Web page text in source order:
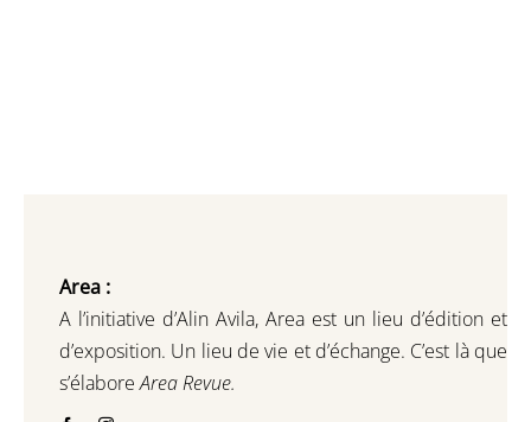
Area :
A l’initiative d’Alin Avila, Area est un lieu d’édition et
d’exposition. Un lieu de vie et d’échange. C’est là que
s’élaboreArea Revue.